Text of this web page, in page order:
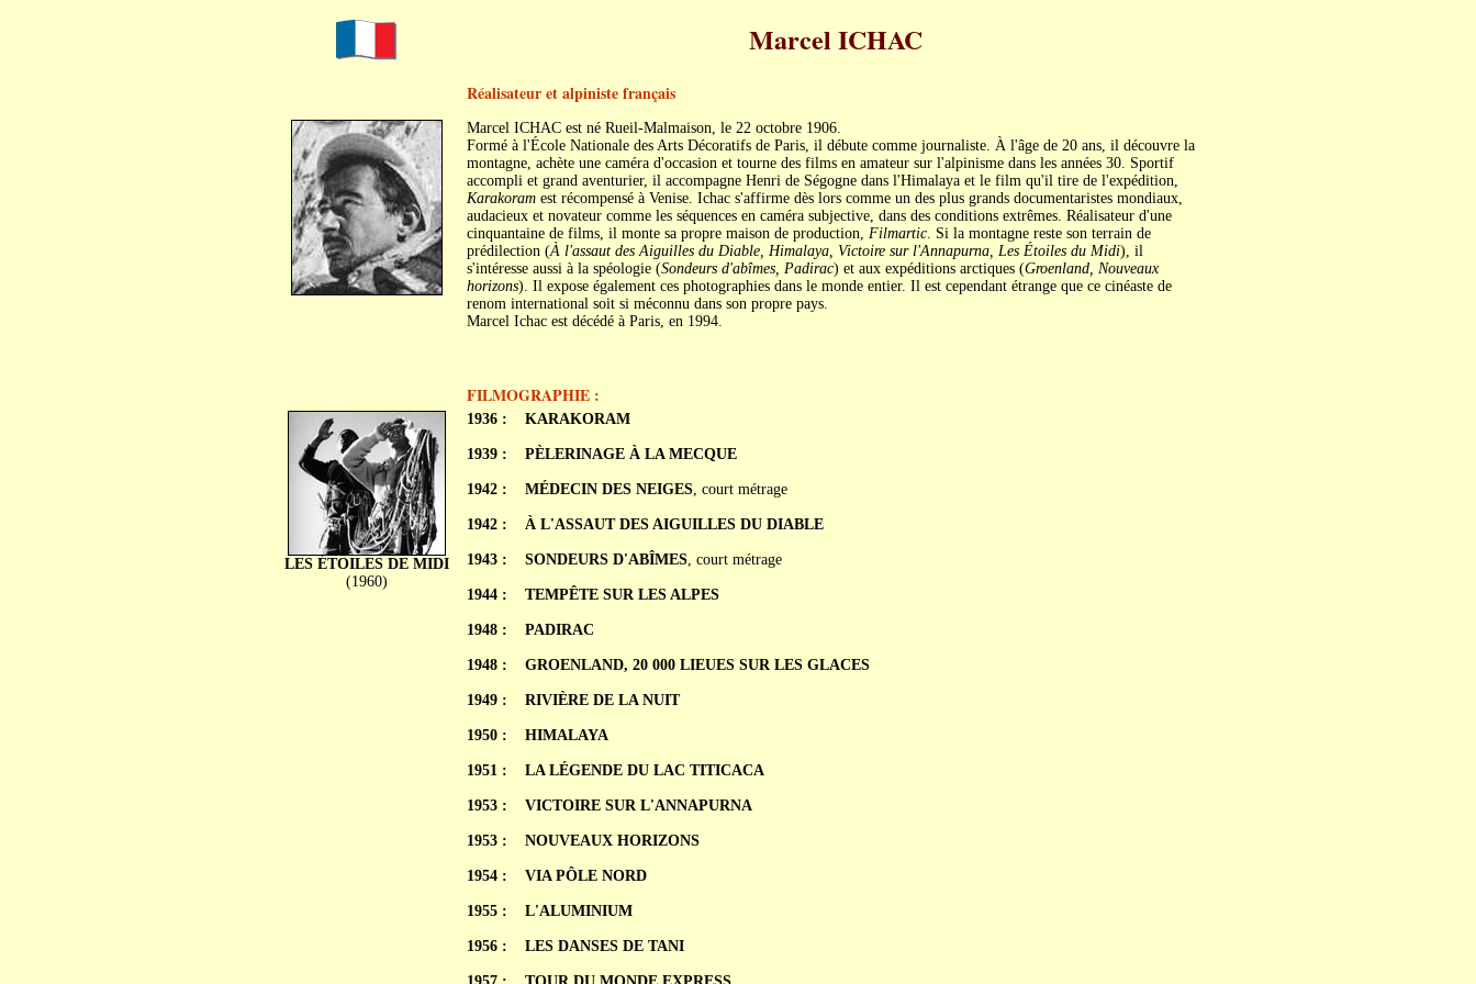
Marcel ICHAC
Réalisateur et alpiniste français
Marcel ICHAC est né Rueil-Malmaison, le 22 octobre 1906.
Formé à l'École Nationale des Arts Décoratifs de Paris, il débute comme journaliste. À l'âge de 20 ans, il découvre la
montagne, achète une caméra d'occasion et tourne des films en amateur sur l'alpinisme dans les années 30. Sportif
accompli et grand aventurier, il accompagne Henri de Ségogne dans l'Himalaya et le film qu'il tire de l'expédition,
Karakoramest récompensé à Venise. Ichac s'affirme dès lors comme un des plus grands documentaristes mondiaux,
audacieux et novateur comme les séquences en caméra subjective, dans des conditions extrêmes. Réalisateur d'une
cinquantaine de films, il monte sa propre maison de production, Filmartic. Si la montagne reste son terrain de
prédilection (À l'assaut des Aiguilles du Diable, Himalaya, Victoire sur l'Annapurna, Les Étoiles du Midi), il
s'intéresse aussi à la spéologie (Sondeurs d'abîmes, Padirac) et aux expéditions arctiques (Groenland, Nouveaux
horizons). Il expose également ces photographies dans le monde entier. Il est cependant étrange que ce cinéaste de
renom international soit si méconnu dans son propre pays.
Marcel Ichac est décédé à Paris, en 1994.
FILMOGRAPHIE :
LES ÉTOILES DE MIDI
(1960)
1936 :
1939 :
1942 :
1942 :
1943 :
1944 :
1948 :
1948 :
1949 :
1950 :
1951 :
1953 :
1953 :
1954 :
1955 :
1956 :
KARAKORAM
PÈLERINAGE À LA MECQUE
MÉDECIN DES NEIGES, court métrage
À L'ASSAUT DES AIGUILLES DU DIABLE
SONDEURS D'ABÎMES, court métrage
TEMPÊTE SUR LES ALPES
PADIRAC
GROENLAND, 20 000 LIEUES SUR LES GLACES
RIVIÈRE DE LA NUIT
HIMALAYA
LA LÉGENDE DU LAC TITICACA
VICTOIRE SUR L'ANNAPURNA
NOUVEAUX HORIZONS
VIA PÔLE NORD
L'ALUMINIUM
LES DANSES DE TANI